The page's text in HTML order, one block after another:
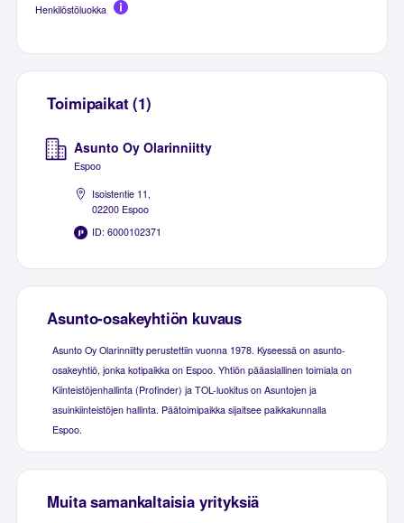
Henkilöstöluokka
Toimipaikat (1)
Asunto Oy Olarinniitty
Espoo
Isoistentie 11,
02200 Espoo
ID: 6000102371
Asunto-osakeyhtiön kuvaus
Asunto Oy Olarinniitty perustettiin vuonna 1978. Kyseessä on asunto-
osakeyhtiö, jonka kotipaikka on Espoo. Yhtiön pääasiallinen toimiala on
Kiinteistöjenhallinta (Profinder) ja TOL-luokitus on Asuntojen ja
asuinkiinteistöjen hallinta. Päätoimipaikka sijaitsee paikkakunnalla
Espoo.
Muita samankaltaisia yrityksiä